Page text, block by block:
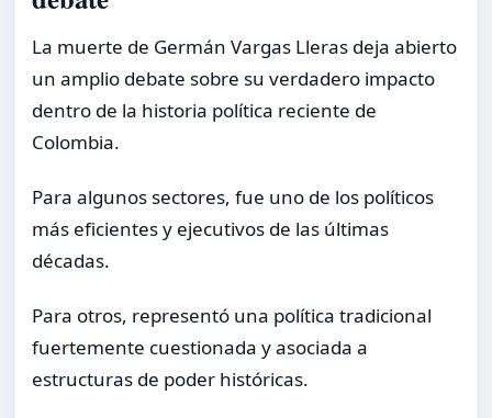
La muerte de Germán Vargas Lleras deja abierto
un amplio debate sobre su verdadero impacto
dentro de la historia política reciente de
Colombia.
Para algunos sectores, fue uno de los políticos
más eficientes y ejecutivos de las últimas
décadas.
Para otros, representó una política tradicional
fuertemente cuestionada y asociada a
estructuras de poder históricas.